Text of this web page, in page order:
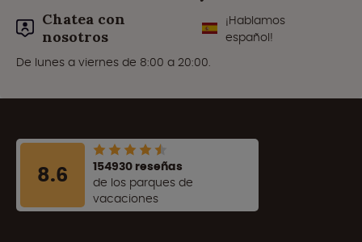
Chatea con
nosotros
¡Hablamos
español!
De lunes a viernes de 8:00 a 20:00.
8.6
154930 reseñas
de los parques de
vacaciones